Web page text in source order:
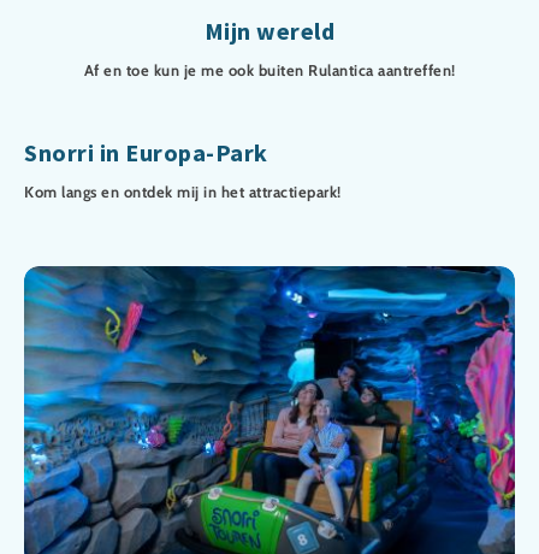
Mijn wereld
Af en toe kun je me ook buiten Rulantica aantreffen!
Snorri in Europa-Park
Kom langs en ontdek mij in het attractiepark!